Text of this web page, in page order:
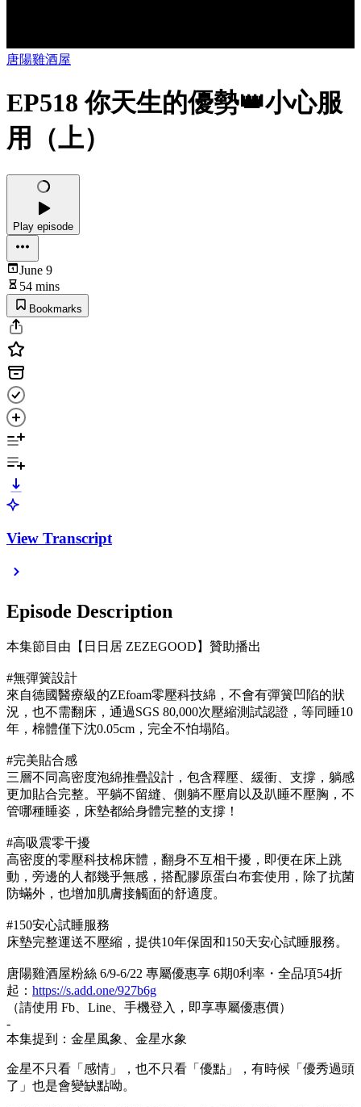
唐陽雞酒屋
EP518 你天生的優勢👑小心服
用（上）
Play episode
June 9
54 mins
Bookmarks
View Transcript
Episode Description
本集節目由【日日居 ZEZEGOOD】贊助播出
#無彈簧設計
來自德國醫療級的ZEfoam零壓科技綿，不會有彈簧凹陷的狀
況，也不需翻床，通過SGS 80,000次壓縮測試認證，等同睡10
年，棉體僅下沈0.05cm，完全不怕塌陷。
#完美貼合感
三層不同高密度泡綿推疊設計，包含釋壓、緩衝、支撐，躺感
更加貼合完整。平躺不留縫、側躺不壓肩以及趴睡不壓胸，不
管哪種睡姿，床墊都給身體完整的支撐！
#高吸震零干擾
高密度的零壓科技棉床體，翻身不互相干擾，即便在床上跳
動，旁邊的人都幾乎無感，搭配膠原蛋白布套使用，除了抗菌
防蟎外，也增加肌膚接觸面的舒適度。
#150安心試睡服務
床墊完整運送不壓縮，提供10年保固和150天安心試睡服務。
唐陽雞酒屋粉絲 6/9-6/22 專屬優惠享 6期0利率・全品項54折
起： https://s.add.one/927b6g
（請使用 Fb、Line、手機登入，即享專屬優惠價）
-
本集提到：金星風象、金星水象
金星不只看「感情」，也不只看「優點」，有時候「優秀過頭
了」也是會變缺點呦。